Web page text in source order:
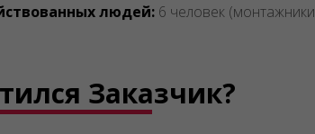
людей: 6 человек
Заказчик?